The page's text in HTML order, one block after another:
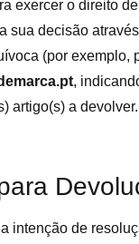
exercer o direito
sua decisão
(por exemplo,
,
artigo(s) a devolver.
intenção de